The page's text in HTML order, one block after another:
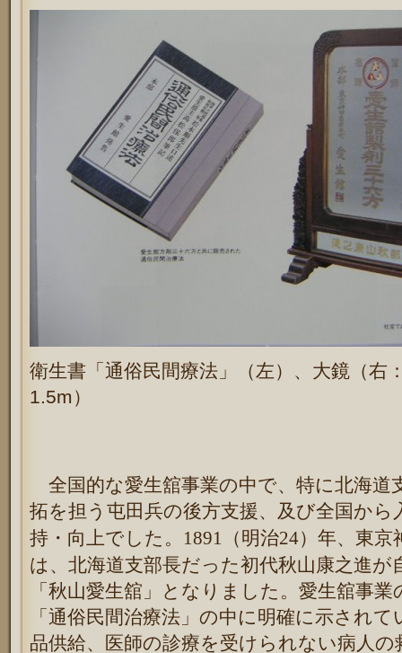
衛生書「通俗民間療法」（左）、大鏡（右
1.5m）
全国的な愛生舘事業の中で、特に北海道
拓を担う屯田兵の後方支援、及び全国か
持・向上でした。1891（明治24）年、東京
は、北海道支部長だった初代秋山康之進
「秋山愛生舘」となりました。愛生舘事
「通俗民間治療法」の中に明確に示され
品供給、医師の診療を受けられない病人